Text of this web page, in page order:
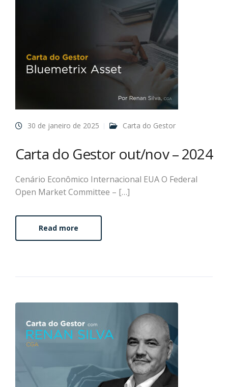
30 de janeiro de 2025 Carta do Gestor
Carta do Gestor out/nov – 2024
Cenário Econômico Internacional EUA O Federal
Open Market Committee – […]
Read more